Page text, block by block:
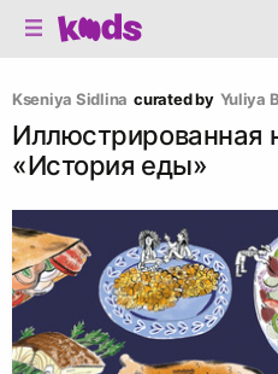
Kseniya Sidlina curated by Yuliya
Иллюстрированная
«История еды»